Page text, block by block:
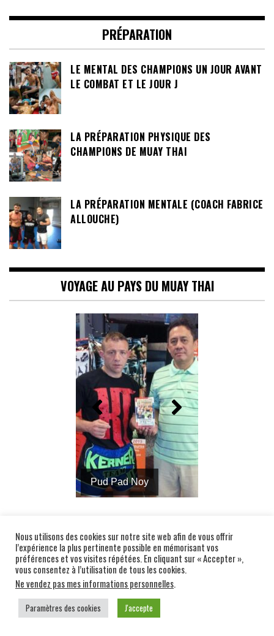
PRÉPARATION
LE MENTAL DES CHAMPIONS UN JOUR AVANT
LE COMBAT ET LE JOUR J
LA PRÉPARATION PHYSIQUE DES
CHAMPIONS DE MUAY THAI
LA PRÉPARATION MENTALE (COACH FABRICE
ALLOUCHE)
VOYAGE AU PAYS DU MUAY THAI
Pud Pad Noy
Nous utilisons des cookies sur notre site web afin de vous offrir
l’expérience la plus pertinente possible en mémorisant vos
préférences et vos visites répétées. En cliquant sur « Accepter »,
vous consentez à l’utilisation de tous les cookies.
Ne vendez pas mes informations personnelles.
Paramètres des cookies J'accepte